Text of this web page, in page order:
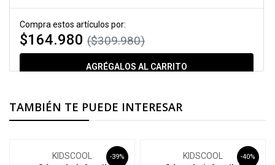
Compra estos artículos por:
$164.980 ($309.980)
AGRÉGALOS AL CARRITO
TAMBIÉN TE PUEDE INTERESAR
-39%
KIDSCOOL -40%
KIDSCOOL